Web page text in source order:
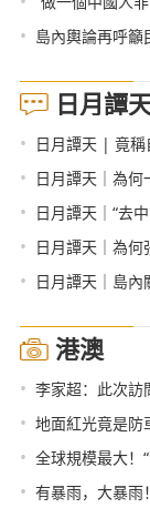
• 島內輿論再呼籲
日月譚
• 日月譚天 | 竟稱
• 日月譚天｜為何
• 日月譚天｜“去
• 日月譚天｜為何
• 日月譚天｜島內
港澳
• 李家超：此次訪
• 地面紅光竟是防
• 全球規模最大！
• 有暴雨，大暴雨